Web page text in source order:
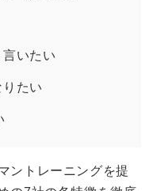
言いたい
りたい
ントレーニングを提